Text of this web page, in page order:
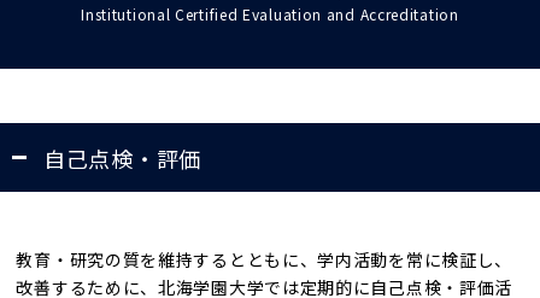
Institutional Certified Evaluation and Accreditation
自己点検・評価
教育・研究の質を維持するとともに、学内活動を常に検証し、
改善するために、北海学園大学では定期的に自己点検・評価活